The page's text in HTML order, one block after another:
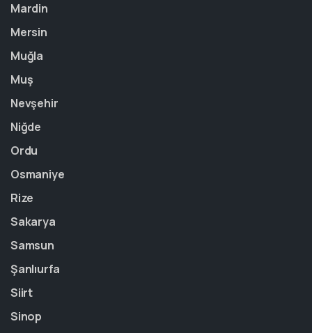
Mardin
Mersin
Muğla
Muş
Nevşehir
Niğde
Ordu
Osmaniye
Rize
Sakarya
Samsun
Şanlıurfa
Siirt
Sinop